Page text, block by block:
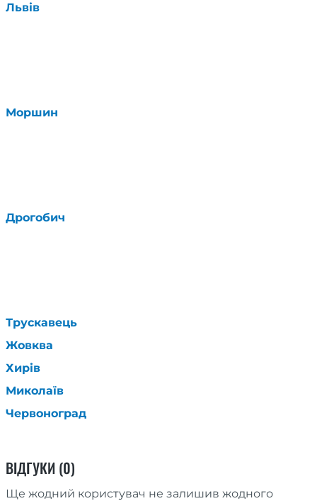
Львів
Моршин
Дрогобич
Трускавець
Жовква
Хирів
Миколаїв
Червоноград
ВІДГУКИ (0)
Ще жодний користувач не залишив жодного